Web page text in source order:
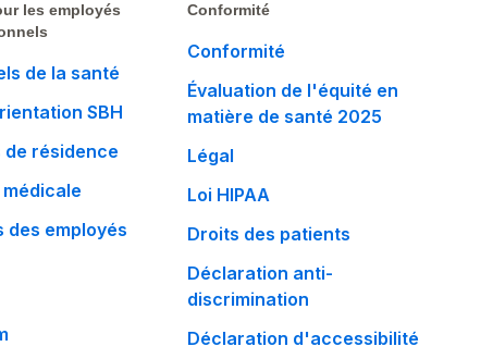
les employés
de la santé
SBH
de résidence
des employés
Conformité
Conformité
Évaluation de l'équité en
matière de santé 2025
Légal
Loi HIPAA
Droits des patients
Déclaration anti-
discrimination
Déclaration d'accessibilité